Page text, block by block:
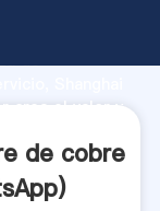
de
crea el valor y
de cobre
)